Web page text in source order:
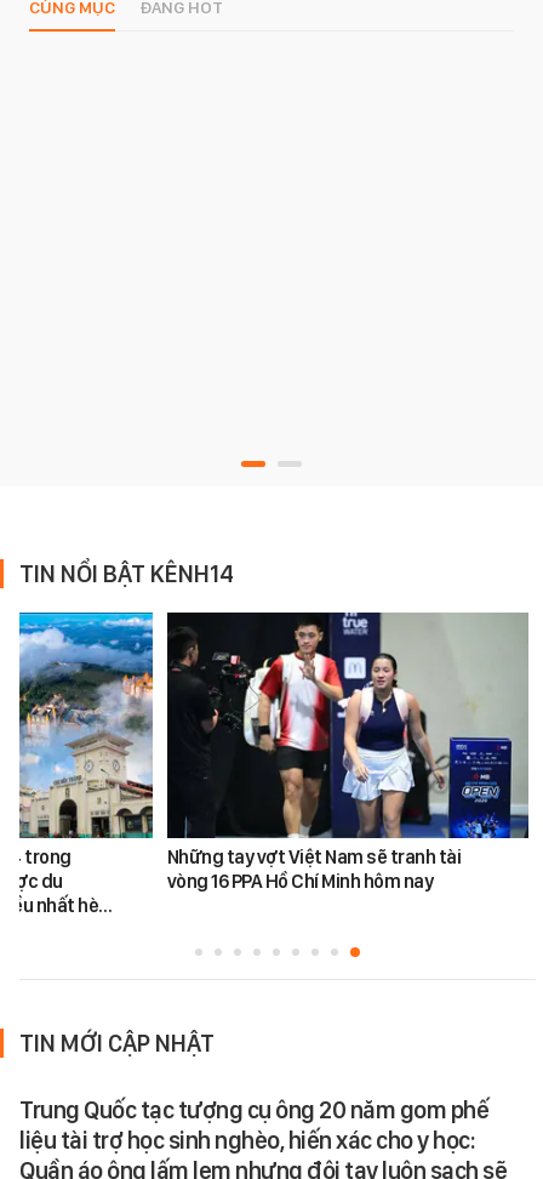
CÙNG MỤC ĐANG HOT
TIN NỔI BẬT KÊNH14
4 trong
du
nhất hè…
Những tay vợt Việt Nam sẽ tranh tài
vòng 16 PPA Hồ Chí Minh hôm nay
TIN MỚI CẬP NHẬT
Trung Quốc tạc tượng cụ ông 20 năm gom phế
liệu tài trợ học sinh nghèo, hiến xác cho y học:
Quần áo ông lấm lem nhưng đôi tay luôn sạch sẽ